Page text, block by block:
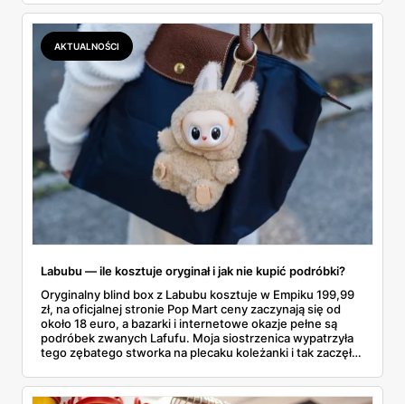
najszybciej rosnący sport w Polsce: kortów przybywa
lawinowo, a chętnych jeszcze szybciej. Sprawdziłam, co
dokładnie dostajemy za te pieniądze i komu taka rakieta
faktycznie wystarczy.
AKTUALNOŚCI
Labubu — ile kosztuje oryginał i jak nie kupić podróbki?
Oryginalny blind box z Labubu kosztuje w Empiku 199,99
zł, na oficjalnej stronie Pop Mart ceny zaczynają się od
około 18 euro, a bazarki i internetowe okazje pełne są
podróbek zwanych Lafufu. Moja siostrzenica wypatrzyła
tego zębatego stworka na plecaku koleżanki i tak zaczęło
kosztuje i po czym poznać, że sprzedawca nie wciska nam
podróbki. Spisałam wszystko, czego się dowiedziałam —